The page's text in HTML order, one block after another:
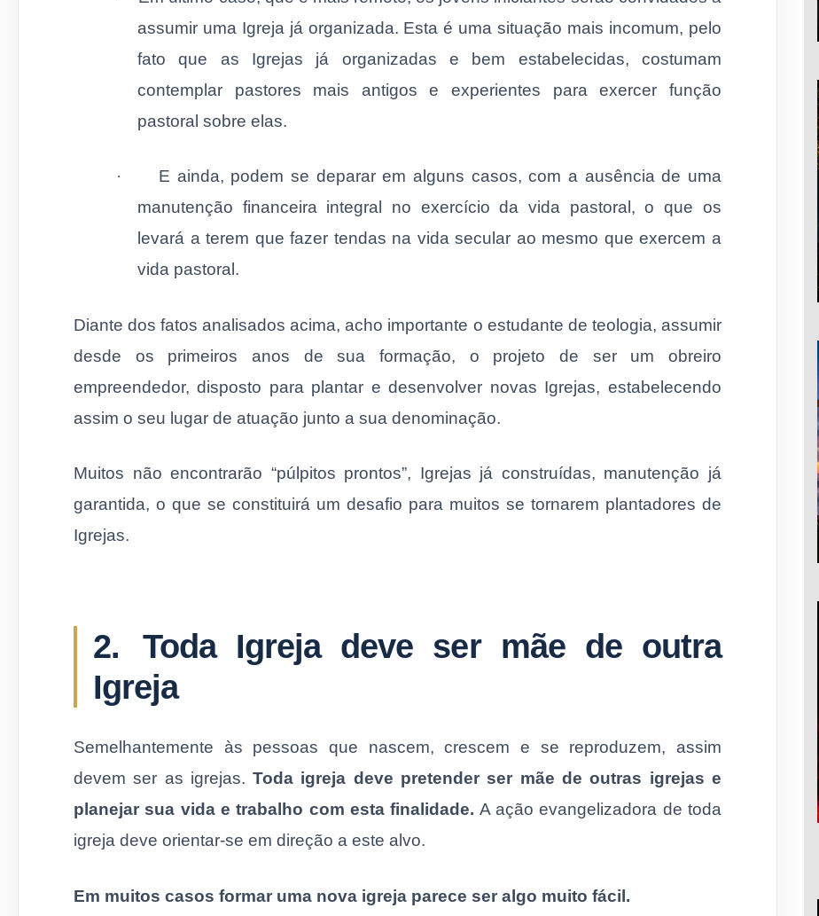
assumir uma Igreja já organizada. Esta é uma situação mais incomum, pelo
fato que as Igrejas já organizadas e bem estabelecidas, costumam
contemplar pastores mais antigos e experientes para exercer função
pastoral sobre elas.
·
E ainda, podem se deparar em alguns casos, com a ausência de uma
manutenção financeira integral no exercício da vida pastoral, o que os
levará a terem que fazer tendas na vida secular ao mesmo que exercem a
vida pastoral.
Diante dos fatos analisados acima, acho importante o estudante de teologia, assumir
desde os primeiros anos de sua formação, o projeto de ser um obreiro
empreendedor, disposto para plantar e desenvolver novas Igrejas, estabelecendo
assim o seu lugar de atuação junto a sua denominação.
Muitos não encontrarão “púlpitos prontos”, Igrejas já construídas, manutenção já
garantida, o que se constituirá um desafio para muitos se tornarem plantadores de
Igrejas.
2.
Toda Igreja deve ser mãe de outra
Igreja
Semelhantemente às pessoas que nascem, crescem e se repro­duzem, assim
devem ser as igrejas.Toda igreja deve pretender ser mãe de outras igrejas e
planejar sua vida e trabalho com esta finalidade. A ação evangelizadora de toda
igreja deve orientar-se em direção a este alvo.
Em muitos casos formar uma nova igreja parece ser algo muito fácil.